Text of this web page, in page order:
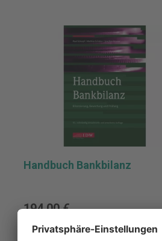
Handbuch Bankbilanz
194,00 €
inkl. MwSt.